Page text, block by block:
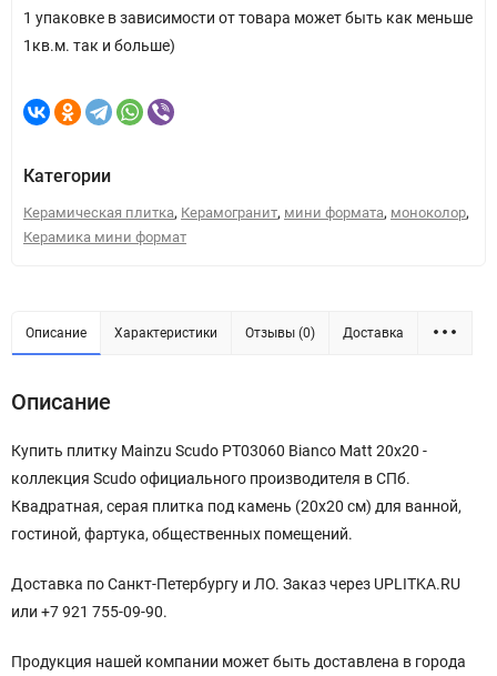
1 упаковке в зависимости от товара может быть как меньше
1кв.м. так и больше)
Категории
Керамическая плитка, Керамогранит, мини формата, моноколор,
Керамика мини формат
Описание Характеристики Отзывы (0) Доставка
Описание
Купить плитку Mainzu Scudo PT03060 Bianco Matt 20x20 -
коллекция Scudo официального производителя в СПб.
Квадратная, серая плитка под камень (20x20 см) для ванной,
гостиной, фартука, общественных помещений.
Доставка по Санкт-Петербургу и ЛО. Заказ через UPLITKA.RU
или +7 921 755-09-90.
Продукция нашей компании может быть доставлена в города